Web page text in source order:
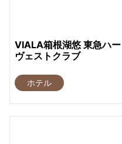
VIALA箱根湖悠 東急ハー
ヴェストクラブ
ホテル